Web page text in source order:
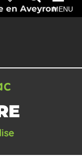
en AveyronMENU